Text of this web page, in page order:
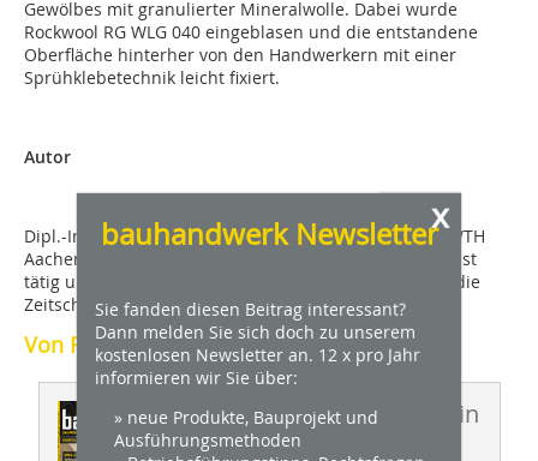
Gewölbes mit granulierter Mineralwolle. Dabei wurde
Rockwool RG WLG 040 eingeblasen und die entstandene
Oberfläche hinterher von den Handwerkern mit einer
Sprühklebetechnik leicht fixiert.
Autor
Dipl.-Ing. Robert Mehl studierte Architektur an der RWTH
Aachen. Er ist als Architekturfotograf und Fachjournalist
tätig und schreibt als freier Autor unter anderem für die
Zeitschriften dach+holzbau und bauhandwerk.
Von Robert Mehl
Dieser Artikel erschien in
x
bauhandwerk Newsletter
Sie fanden diesen Beitrag interessant?
Dann melden Sie sich doch zu unserem
kostenlosen Newsletter an. 12 x pro Jahr
informieren wir Sie über:
» neue Produkte, Bauprojekt und
Ausführungsmethoden